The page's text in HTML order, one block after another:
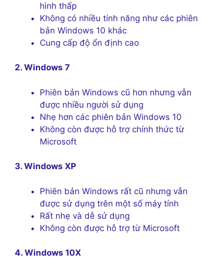
hình thấp
Không có nhiều tính năng như các phiên
bản Windows 10 khác
Cung cấp độ ổn định cao
2. Windows 7
Phiên bản Windows cũ hơn nhưng vẫn
được nhiều người sử dụng
Nhẹ hơn các phiên bản Windows 10
Không còn được hỗ trợ chính thức từ
Microsoft
3. Windows XP
Phiên bản Windows rất cũ nhưng vẫn
được sử dụng trên một số máy tính
Rất nhẹ và dễ sử dụng
Không còn được hỗ trợ từ Microsoft
4. Windows 10X